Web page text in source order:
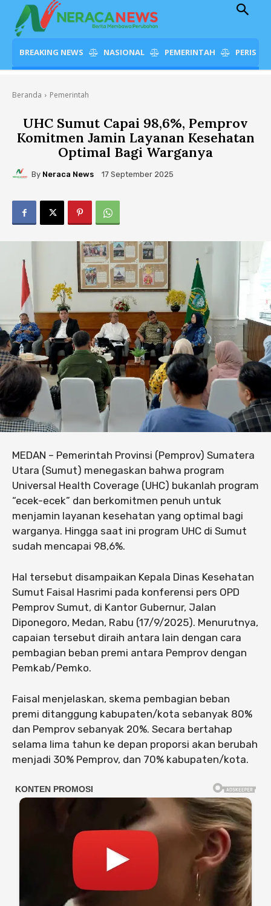
BREAKING NEWS NASIONAL PEMERINTAH
Beranda Pemerintah
UHC Sumut Capai 98,6%, Pemprov
Komitmen Jamin Layanan Kesehatan
Optimal Bagi Warganya
By Neraca News 17 September 2025
MEDAN – Pemerintah Provinsi (Pemprov) Sumatera
Utara (Sumut) menegaskan bahwa program
Universal Health Coverage (UHC) bukanlah program
“ecek-ecek” dan berkomitmen penuh untuk
menjamin layanan kesehatan yang optimal bagi
warganya. Hingga saat ini program UHC di Sumut
sudah mencapai 98,6%.
Hal tersebut disampaikan Kepala Dinas Kesehatan
Sumut Faisal Hasrimi pada konferensi pers OPD
Pemprov Sumut, di Kantor Gubernur, Jalan
Diponegoro, Medan, Rabu (17/9/2025). Menurutnya,
capaian tersebut diraih antara lain dengan cara
pembagian beban premi antara Pemprov dengan
Pemkab/Pemko.
Faisal menjelaskan, skema pembagian beban
premi ditanggung kabupaten/kota sebanyak 80%
dan Pemprov sebanyak 20%. Secara bertahap
selama lima tahun ke depan proporsi akan berubah
menjadi 30% Pemprov, dan 70% kabupaten/kota.